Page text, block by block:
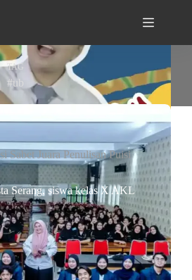
TAG
#ub
Sabet Juara Penulisan Puisi
Serang, siswa kelas X AKL